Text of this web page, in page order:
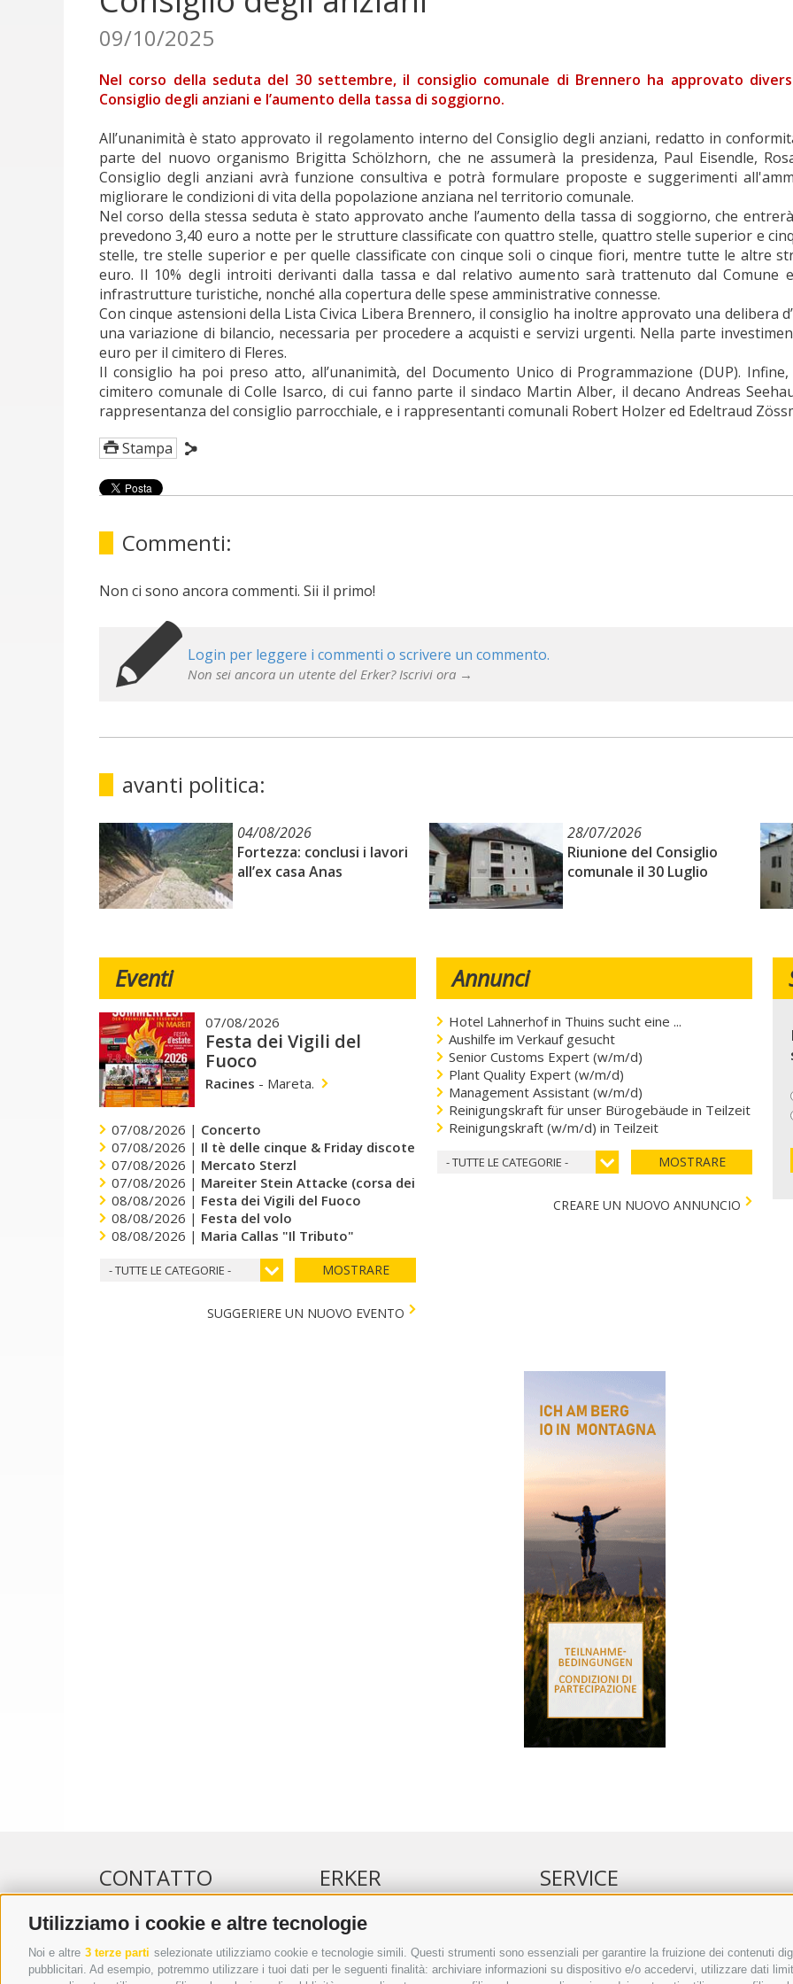
Utilizziamo i cookie e altre tecnologie
Noi e altre 3 terze parti selezionate utilizziamo cookie e tecnologie simili. Questi strumenti sono essenziali per garantire la fruizione dei contenuti
pubblicitari. Ad esempio, potremmo utilizzare i tuoi dati per le seguenti finalità: archiviare informazioni su dispositivo e/o accedervi, utilizzare dati
09/10/2025
Nel corso della seduta del 30 settembre, il consiglio comunale di Brennero ha approvato
Consiglio degli anziani e l’aumento della tassa di soggiorno.
All’unanimità è stato approvato il regolamento interno del Consiglio degli anziani, redatto in
parte del nuovo organismo Brigitta Schölzhorn, che ne assumerà la presidenza, Paul Eisendle,
Consiglio degli anziani avrà funzione consultiva e potrà formulare proposte e suggerimenti
migliorare le condizioni di vita della popolazione anziana nel territorio comunale.
Nel corso della stessa seduta è stato approvato anche l’aumento della tassa di soggiorno, che
prevedono 3,40 euro a notte per le strutture classificate con quattro stelle, quattro stelle superior e
stelle, tre stelle superior e per quelle classificate con cinque soli o cinque fiori, mentre tutte le altre
euro. Il 10% degli introiti derivanti dalla tassa e dal relativo aumento sarà trattenuto dal Comune
infrastrutture turistiche, nonché alla copertura delle spese amministrative connesse.
Con cinque astensioni della Lista Civica Libera Brennero, il consiglio ha inoltre approvato una delibera
una variazione di bilancio, necessaria per procedere a acquisti e servizi urgenti. Nella parte
euro per il cimitero di Fleres.
Il consiglio ha poi preso atto, all’unanimità, del Documento Unico di Programmazione (DUP).
cimitero comunale di Colle Isarco, di cui fanno parte il sindaco Martin Alber, il decano Andreas
rappresentanza del consiglio parrocchiale, e i rappresentanti comunali Robert Holzer ed Edeltraud
Stampa
Commenti:
Non ci sono ancora commenti. Sii il primo!
Login per leggere i commenti o scrivere un commento.
Non sei ancora un utente del Erker? Iscrivi ora →
avanti politica:
04/08/2026
Fortezza: conclusi i lavori
all’ex casa Anas
28/07/2026
Riunione del Consiglio
comunale il 30 Luglio
Eventi
07/08/2026
Festa dei Vigili del
Fuoco
Racines - Mareta.
07/08/2026 | Concerto
07/08/2026 | Il tè delle cinque & Friday discoteca del cuore
07/08/2026 | Mercato Sterzl
07/08/2026 | Mareiter Stein Attacke (corsa dei bambini)
08/08/2026 | Festa dei Vigili del Fuoco
08/08/2026 | Festa del volo
08/08/2026 | Maria Callas "Il Tributo"
- TUTTE LE CATEGORIE - MOSTRARE
SUGGERIERE UN NUOVO EVENTO
Annunci
Hotel Lahnerhof in Thuins sucht eine ...
Aushilfe im Verkauf gesucht
Senior Customs Expert (w/m/d)
Plant Quality Expert (w/m/d)
Management Assistant (w/m/d)
Reinigungskraft für unser Bürogebäude in Teilzeit
Reinigungskraft (w/m/d) in Teilzeit
- TUTTE LE CATEGORIE - MOSTRARE
CREARE UN NUOVO ANNUNCIO
CONTATTO
WIPP-MEDIA GMBH
DER ERKER
CITTÀ NUOVA 20A
ERKER
PUBBLICITÀ NELL’ERKER
PUBBLICITÀ ONLINE
ADDEBITO DIRETTO SEPA
SERVICE
ANNUNCI
LINK UTILI